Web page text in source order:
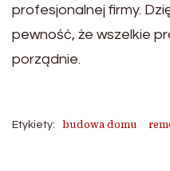
profesjonalnej firmy.
pewność, że wszelkie
porządnie.
Etykiety: budowa domu